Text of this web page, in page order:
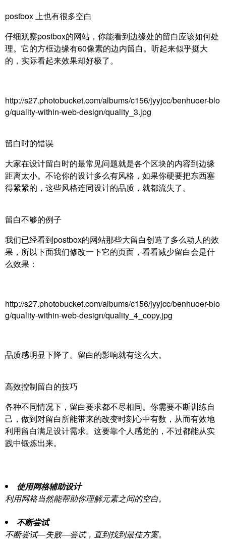
postbox 上也有很多空白
仔细观察postbox的网站，你能看到边缘处的留白应该如何处
理。它的方框边缘有60像素的边内留白。听起来似乎挺大
的，实际看起来效果却好极了。
http://s27.photobucket.com/albums/c156/jyyjcc/benhuoer-blo
g/quality-within-web-design/quality_3.jpg
留白时的错误
大家在设计留白时的最常见问题就是各个区块的内容到边缘
距离太小。不论你的设计多么有风格，如果你硬要把东西塞
得紧紧的，这些风格连同设计的品质，就都流失了。
留白不够的例子
我们已经看到postbox的网站那些大留白创造了多么动人的效
果，所以下面我们修改一下它的页面，看看减少留白会是什
么效果：
http://s27.photobucket.com/albums/c156/jyyjcc/benhuoer-blo
g/quality-within-web-design/quality_4_copy.jpg
品质感明显下降了。留白的影响就有这么大。
高效控制留白的技巧
各种不同情况下，留白要求都不尽相同。你需要不断训练自
己，做到对留白所能带来的改变时刻心中有数，从而有效地
利用留白满足设计需求。这要靠个人感觉的，不过都能从实
践中锻炼出来。
使用网格辅助设计
利用网格当然能帮助你理解元素之间的空白。
不断尝试
不断尝试—失败—尝试，直到找到最佳方案。